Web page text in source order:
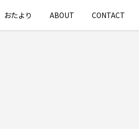
おたより ABOUT CONTACT